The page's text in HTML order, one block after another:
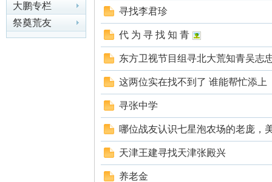
大鹏专栏
祭奠荒友
寻找李君珍
代 为 寻 找 知 青
东方卫视节目组寻北大荒知青吴志
这两位实在找不到了 谁能帮忙添上
寻张中学
哪位战友认识七星泡农场的老庞，
天津王建寻找天津张殿兴
养老金